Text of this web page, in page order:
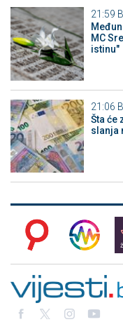
21:59
MC
istinu"
21:06
Šta će
slanja